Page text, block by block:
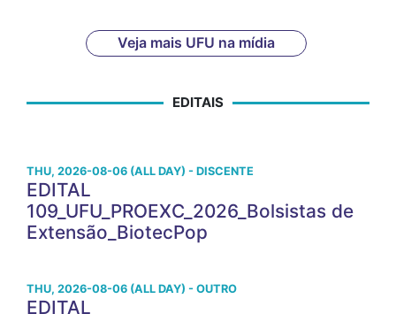
Veja mais UFU na mídia
EDITAIS
THU, 2026-08-06 (ALL DAY) - DISCENTE
EDITAL
109_UFU_PROEXC_2026_Bolsistas de
Extensão_BiotecPop
THU, 2026-08-06 (ALL DAY) - OUTRO
EDITAL